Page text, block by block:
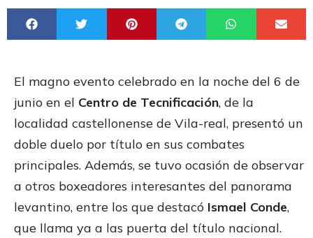
El magno evento celebrado en la noche del 6 de
junio en el Centro de Tecnificación, de la
localidad castellonense de Vila-real, presentó un
doble duelo por título en sus combates
principales. Además, se tuvo ocasión de observar
a otros boxeadores interesantes del panorama
levantino, entre los que destacó Ismael Conde,
que llama ya a las puerta del título nacional.